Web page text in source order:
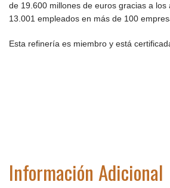
de 19.600 millones de euros gracias a los
13.001 empleados en más de 100
Esta refinería es miembro y está
Información Adicional